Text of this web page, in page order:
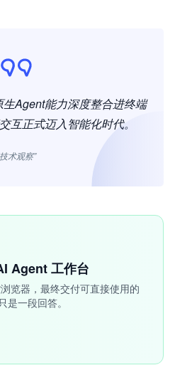
Agent能力深度整合进终端
互正式迈入智能化时代。
术观察”
Agent 工作台
览器，最终交付可直接使用的
一段回答。